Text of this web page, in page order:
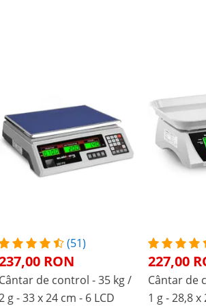
(51)
RON
Cântar de control - 35 kg /
g - 33 x 24 cm - 6 LCD
227,00
Cântar de
1 g - 28,8 x